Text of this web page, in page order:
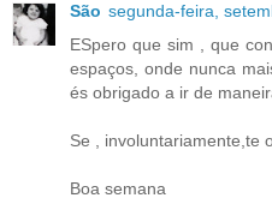
São segunda-feira,
ESpero que sim , que
espaços, onde nunca
és obrigado a ir de
Se , involuntariamente,te
Boa semana